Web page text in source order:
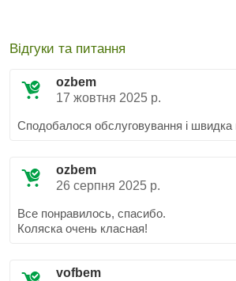
Відгуки та питання
ozbem
17 жовтня 2025 р.
Сподобалося обслуговування і швидка
ozbem
26 серпня 2025 р.
Все понравилось, спасибо.
Коляска очень класная!
vofbem